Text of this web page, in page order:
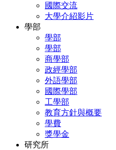
國際交流
大學介紹影片
學部
學部
學部
商學部
政經學部
外語學部
國際學部
工學部
教育方針與概要
學費
獎學金
研究所